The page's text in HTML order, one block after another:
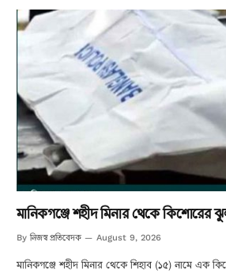
মানিকগঞ্জে শহীদ মিনার থেকে কিশোরের
By নিজস্ব প্রতিবেদক August 9, 2026
মানিকগঞ্জে শহীদ মিনার থেকে শিহাব (১৫) নামে এক